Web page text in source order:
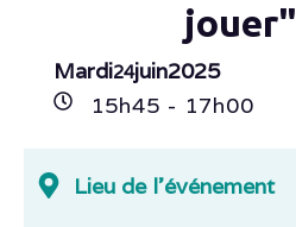
jouer"
Mardi24juin2025
15h45 - 17h00
Lieu de l'événement